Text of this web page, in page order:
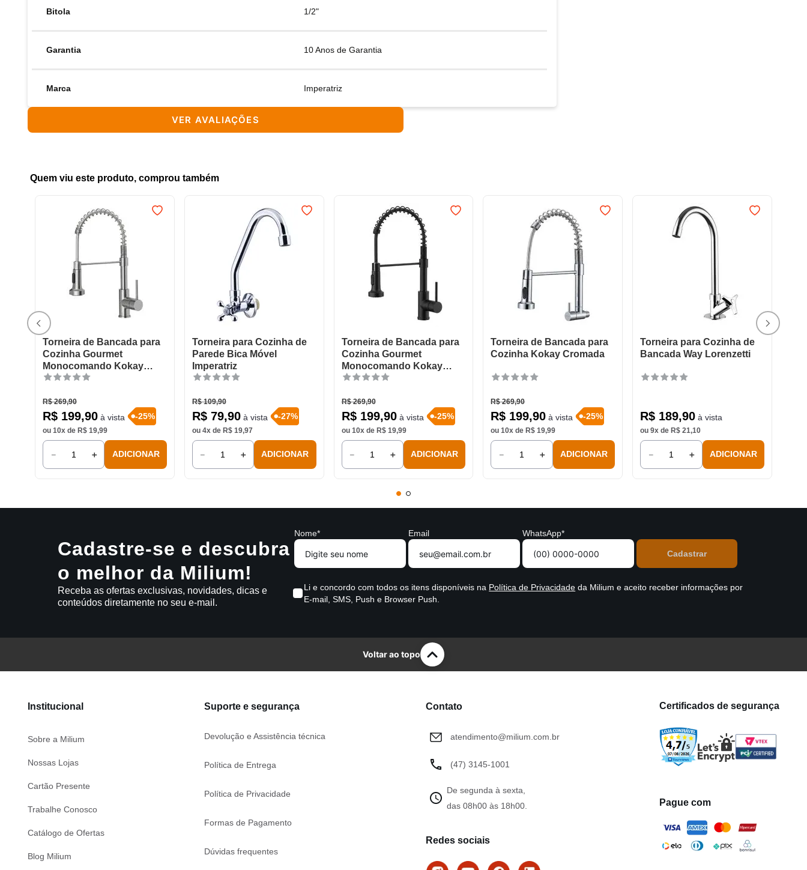
Bitola 1/2"
Garantia 10 Anos de Garantia
Marca Imperatriz
VER AVALIAÇÕES
Quem viu este produto, comprou também
Torneira de Bancada para
Cozinha Gourmet
Monocomando Kokay
Cromada
R$ 269,90
R$ 199,90à vista -25%
ou 10x de R$ 19,99
＋
－ ADICIONAR
Torneira para Cozinha de
Parede Bica Móvel
Imperatriz
R$ 109,90
R$ 79,90à vista -27%
ou 4x de R$ 19,97
＋
－ ADICIONAR
Torneira de Bancada para
Cozinha Gourmet
Monocomando Kokay
Preta
R$ 269,90
R$ 199,90à vista -25%
ou 10x de R$ 19,99
＋
－ ADICIONAR
Torneira de Bancada para
Cozinha Kokay Cromada
R$ 269,90
R$ 199,90 à vista -25%
ou10x de R$ 19,99
＋
－ ADICIONAR
Torneira para Cozinha de
Bancada Way Lorenzetti
R$ 189,90 à vista
ou9x de R$ 21,10
＋
－ ADICIONAR
Cadastre-se e descubra
o melhor da Milium!
Receba as ofertas exclusivas, novidades, dicas e
conteúdos diretamente no seu e-mail.
Nome* Email WhatsApp*
Li e concordo com todos os itens disponíveis na Política de Privacidade da Milium e aceito receber informações por
E-mail, SMS, Push e Browser Push.
Voltar ao topo
Institucional
Sobre a Milium
Nossas Lojas
Cartão Presente
Trabalhe Conosco
Catálogo de Ofertas
Blog Milium
Suporte e segurança
Devolução e Assistência técnica
Política de Entrega
Política de Privacidade
Formas de Pagamento
Dúvidas frequentes
Contato
atendimento@milium.com.br
(47) 3145-1001
De segunda à sexta,
das 08h00 às 18h00.
Redes sociais
Certificados de segurança
Pague com